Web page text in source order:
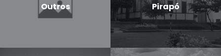
Outros Pirapó